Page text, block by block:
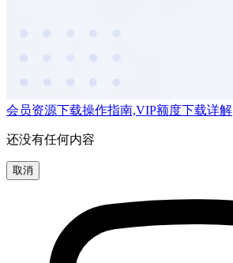
会员资源下载操作指南,VIP额度下载详解
还没有任何内容
取消